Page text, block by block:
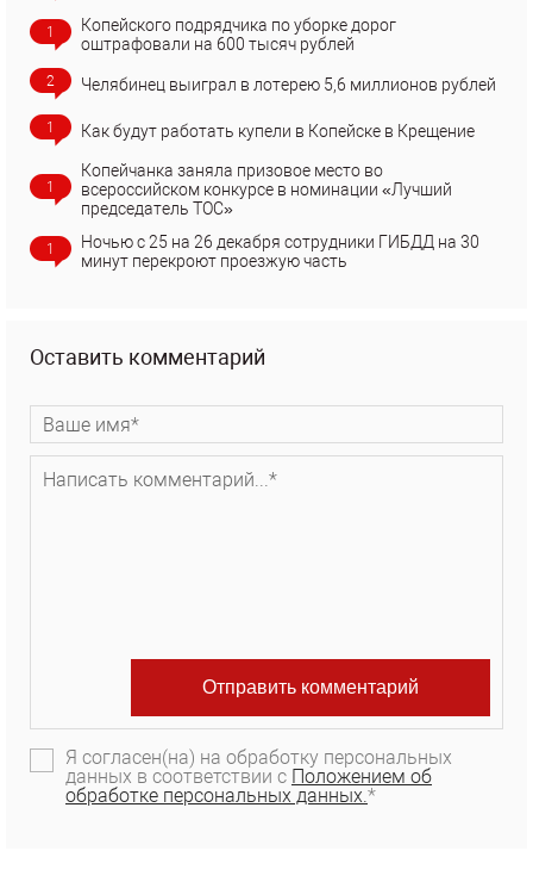
1
Копейского подрядчика по уборке дорог
оштрафовали на 600 тысяч рублей
2 Челябинец выиграл в лотерею 5,6 миллионов рублей
1 Как будут работать купели в Копейске в Крещение
1
Копейчанка заняла призовое место во
всероссийском конкурсе в номинации «Лучший
председатель ТОС»
1
Ночью с 25 на 26 декабря сотрудники ГИБДД на 30
минут перекроют проезжую часть
Оставить комментарий
Я согласен(на) на обработку персональных
данных в соответствии с Положением об
обработке персональных данных.*